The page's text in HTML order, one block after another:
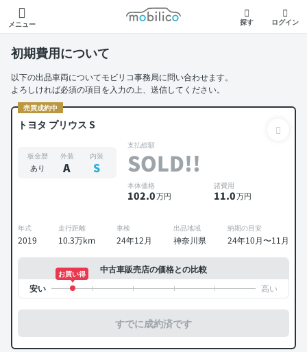
メニュー
モビリコ
探す ログイン
初期費用について
以下の出品車両についてモビリコ事務局に問い合わせます。
よろしければ必須の項目を入力の上、送信してください。
売買成約中
トヨタ プリウス S
板金歴
あり
外装
A
内装
S
支払総額
SOLD!!
本体価格
102.0万円
諸費用
11.0万円
年式
2019
走行距離
10.3万km
車検
24年12月
出品地域
神奈川県
納期の目安
24年10月〜11月
中古車販売店の価格との比較
お買い得
すでに成約済です